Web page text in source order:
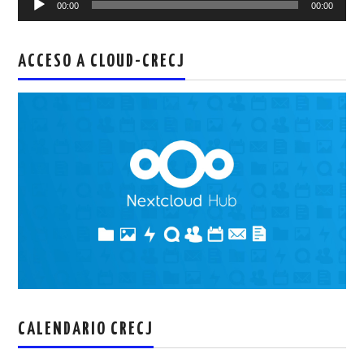
00:00 00:00
ACCESO A CLOUD-CRECJ
CALENDARIO CRECJ